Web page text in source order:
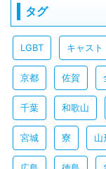
タグ
LGBT キャスト
京都 佐賀
千葉 和歌山
宮城 寮 山